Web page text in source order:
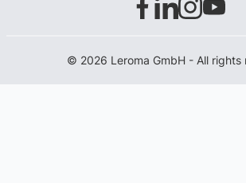
© 2026 Leroma GmbH - All rights